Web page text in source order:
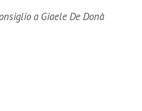
a Giaele De Donà